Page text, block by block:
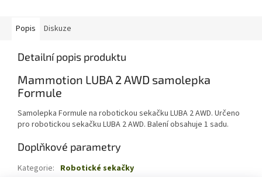
Popis Diskuze
Detailní popis produktu
Mammotion LUBA 2 AWD samolepka
Formule
Samolepka Formule na robotickou sekačku LUBA 2 AWD. Určeno
pro robotickou sekačku LUBA 2 AWD. Balení obsahuje 1 sadu.
Doplňkové parametry
Kategorie: Robotické sekačky